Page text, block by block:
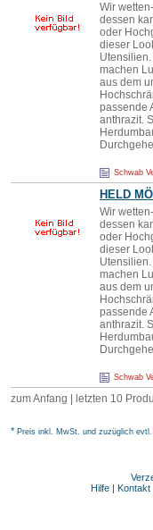
Wir
dessen
oder
dieser
machen
aus dem
passende
anthrazit.
Schwab
HELD
Wir
dessen
oder
dieser
machen
aus dem
passende
anthrazit.
Schwab
zum Anfang letzten 10
* Preis inkl. MwSt. und zuzüglich
Hilfe | Kontakt